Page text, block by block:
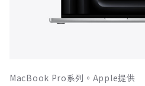
MacBook Pro系列。Apple提供